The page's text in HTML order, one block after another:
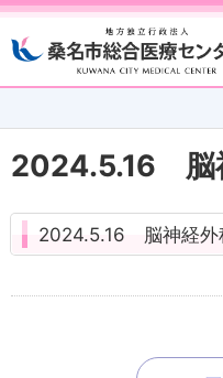
2024.5.16 脳
2024.5.16 脳神経外